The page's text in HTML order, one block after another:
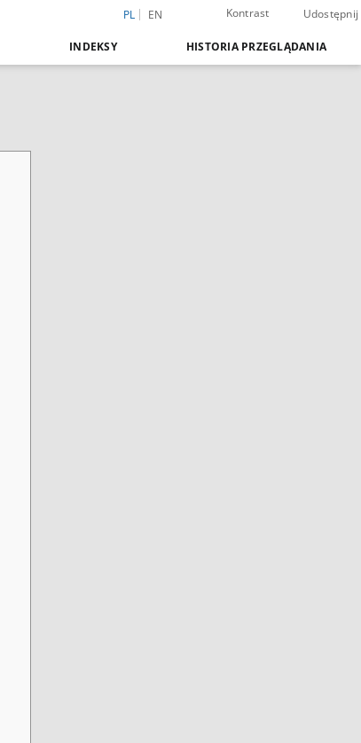
PL EN Kontrast Udostępnij
INDEKSY HISTORIA PRZEGLĄDANIA